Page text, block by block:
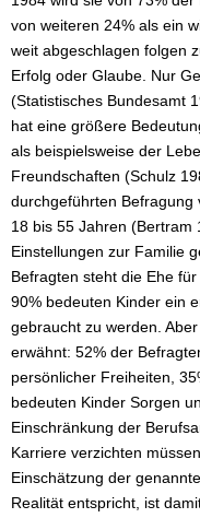
von weiteren 24% als ein
weit abgeschlagen folgen
Erfolg oder Glaube. Nur
(Statistisches Bundesamt
hat eine größere
als beispielsweise der
Freundschaften (Schulz
durchgeführten Befragung
18 bis 55 Jahren (Bertram
Einstellungen zur Familie
Befragten steht die Ehe
90% bedeuten Kinder ein
gebraucht zu werden.
erwähnt: 52% der
persönlicher Freiheiten,
bedeuten Kinder Sorgen
Einschränkung der
Karriere verzichten
Einschätzung der
Realität entspricht, ist